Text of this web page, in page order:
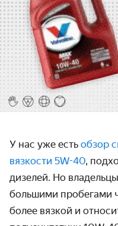
У нас уже есть обзор
вязкости 5W-40,
дизелей. Но
большими пробегами
более вязкой и